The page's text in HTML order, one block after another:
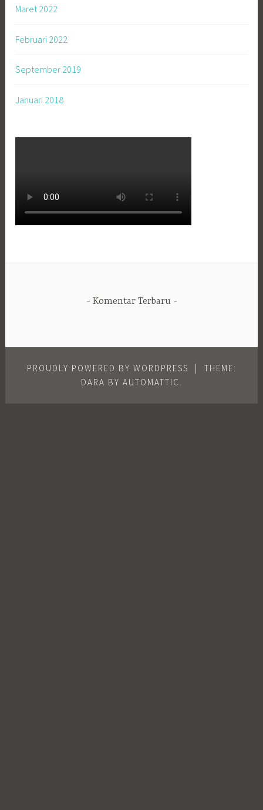
Maret 2022
Februari 2022
September 2019
Januari 2018
Komentar Terbaru
PROUDLY POWERED BY WORDPRESS |
THEME:
DARA BY AUTOMATTIC .